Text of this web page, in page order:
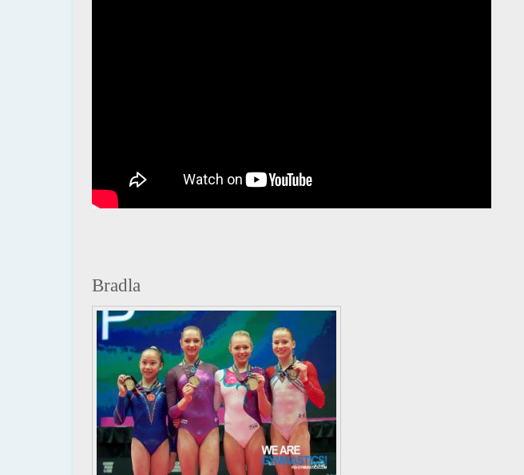
Bradla